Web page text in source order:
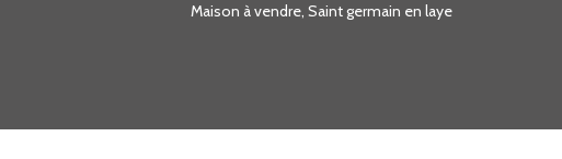
Maison à vendre, Saint germain en laye